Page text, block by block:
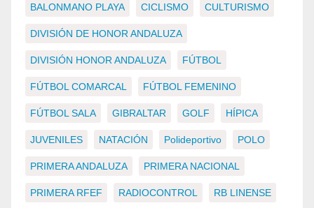
BALONMANO PLAYA CICLISMO CULTURISMO
DIVISIÓN DE HONOR ANDALUZA
DIVISIÓN HONOR ANDALUZA FÚTBOL
FÚTBOL COMARCAL FÚTBOL FEMENINO
FÚTBOL SALA GIBRALTAR GOLF HÍPICA
JUVENILES NATACIÓN Polideportivo POLO
PRIMERA ANDALUZA PRIMERA NACIONAL
PRIMERA RFEF RADIOCONTROL RB LINENSE